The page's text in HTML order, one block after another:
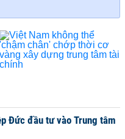
Đức đầu tư vào Trung tâm